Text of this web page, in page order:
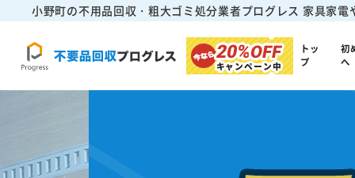
小野町の不用品回収・粗大ゴミ処分業者プログレス 家具家電
20%OFF
キャンペーン中
トッ
プ
初
へ